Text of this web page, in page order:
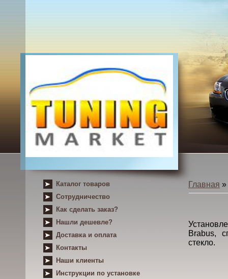
Каталог товаров
Сотрудничество
Как сделать заказ?
Нашли дешевле?
Доставка и оплата
Контакты
Наши клиенты
Инструкции по установке
Главная »
Brabus,
стекло.